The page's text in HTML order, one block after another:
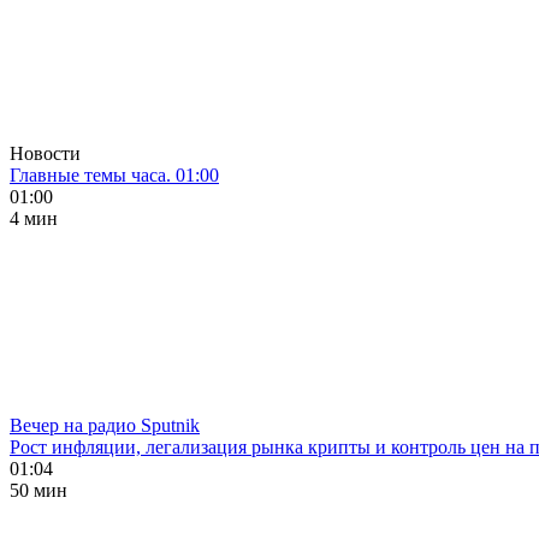
Новости
Главные темы часа. 01:00
01:00
4 мин
Вечер на радио Sputnik
Рост инфляции, легализация рынка крипты и контроль цен на
01:04
50 мин